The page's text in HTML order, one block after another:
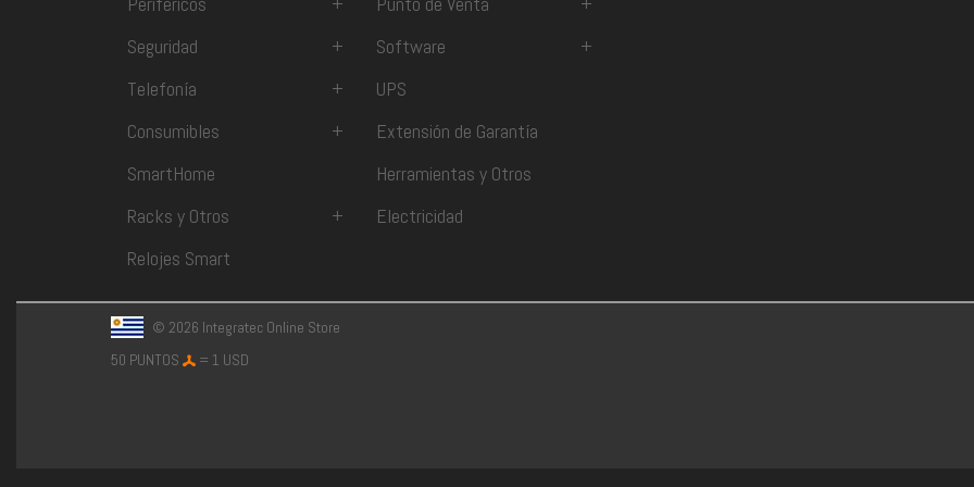
Seguridad
+ Software
+
Telefonía
+
UPS
Consumibles
+
Extensión de Garantía
SmartHome
Herramientas y Otros
Racks y Otros
+
Electricidad
Relojes Smart
© 2026 Integratec Online Store
50 PUNTOS
= 1 USD